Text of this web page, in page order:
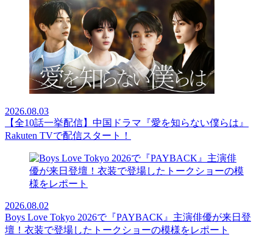
2026.08.03
【全10話一挙配信】中国ドラマ『愛を知らない僕らは』
Rakuten TVで配信スタート！
2026.08.02
Boys Love Tokyo 2026で『PAYBACK』主演俳優が来日登
壇！衣装で登場したトークショーの模様をレポート